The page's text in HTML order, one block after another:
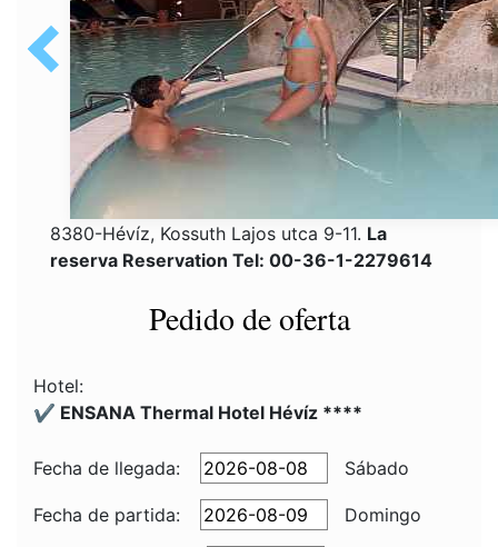
8380-Hévíz, Kossuth Lajos utca 9-11. La
reserva Reservation Tel: 00-36-1-2279614
Pedido de oferta
Hotel:
✔️ ENSANA Thermal Hotel Hévíz ****
Fecha de llegada: Sábado
Fecha de partida:
Domingo